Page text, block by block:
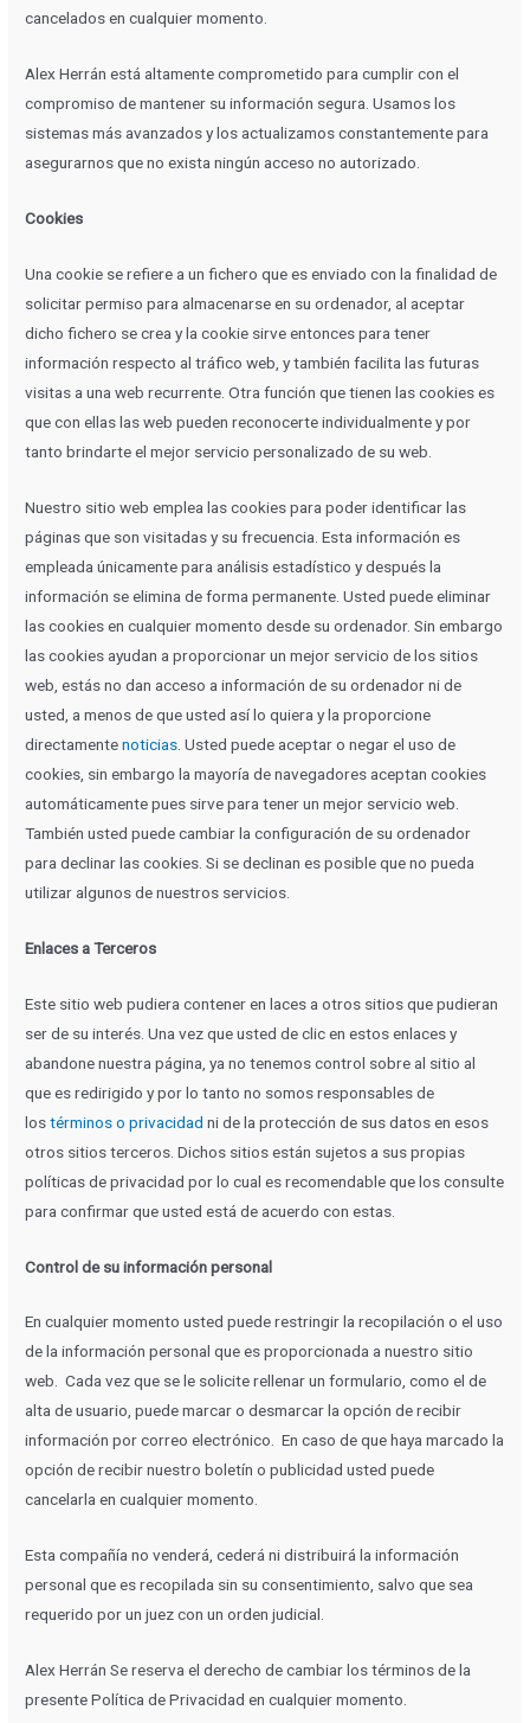
cancelados en cualquier momento.
Alex Herrán está altamente comprometido para cumplir con el
compromiso de mantener su información segura. Usamos los
sistemas más avanzados y los actualizamos constantemente para
asegurarnos que no exista ningún acceso no autorizado.
Cookies
Una cookie se refiere a un fichero que es enviado con la finalidad de
solicitar permiso para almacenarse en su ordenador, al aceptar
dicho fichero se crea y la cookie sirve entonces para tener
información respecto al tráfico web, y también facilita las futuras
visitas a una web recurrente. Otra función que tienen las cookies es
que con ellas las web pueden reconocerte individualmente y por
tanto brindarte el mejor servicio personalizado de su web.
Nuestro sitio web emplea las cookies para poder identificar las
páginas que son visitadas y su frecuencia. Esta información es
empleada únicamente para análisis estadístico y después la
información se elimina de forma permanente. Usted puede eliminar
las cookies en cualquier momento desde su ordenador. Sin embargo
las cookies ayudan a proporcionar un mejor servicio de los sitios
web, estás no dan acceso a información de su ordenador ni de
usted, a menos de que usted así lo quiera y la proporcione
directamentenoticias . Usted puede aceptar o negar el uso de
cookies, sin embargo la mayoría de navegadores aceptan cookies
automáticamente pues sirve para tener un mejor servicio web.
También usted puede cambiar la configuración de su ordenador
para declinar las cookies. Si se declinan es posible que no pueda
utilizar algunos de nuestros servicios.
Enlaces a Terceros
Este sitio web pudiera contener en laces a otros sitios que pudieran
ser de su interés. Una vez que usted de clic en estos enlaces y
abandone nuestra página, ya no tenemos control sobre al sitio al
que es redirigido y por lo tanto no somos responsables de
lostérminos o privacidad ni de la protección de sus datos en esos
otros sitios terceros. Dichos sitios están sujetos a sus propias
políticas de privacidad por lo cual es recomendable que los consulte
para confirmar que usted está de acuerdo con estas.
Control de su información personal
En cualquier momento usted puede restringir la recopilación o el uso
de la información personal que es proporcionada a nuestro sitio
web. Cada vez que se le solicite rellenar un formulario, como el de
alta de usuario, puede marcar o desmarcar la opción de recibir
información por correo electrónico. En caso de que haya marcado la
opción de recibir nuestro boletín o publicidad usted puede
cancelarla en cualquier momento.
Esta compañía no venderá, cederá ni distribuirá la información
personal que es recopilada sin su consentimiento, salvo que sea
requerido por un juez con un orden judicial.
Alex Herrán Se reserva el derecho de cambiar los términos de la
presente Política de Privacidad en cualquier momento.